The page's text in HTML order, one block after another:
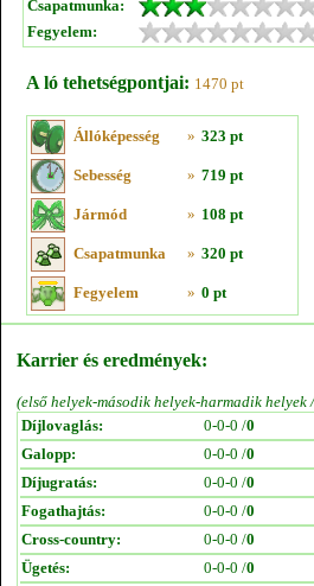
Csapatmunka:
Fegyelem:
A ló tehetségpontjai: 1470 pt
Állóképesség » 323 pt
Sebesség » 719 pt
Jármód » 108 pt
Csapatmunka » 320 pt
Fegyelem » 0 pt
Karrier és eredmények:
(első helyek-második helyek-harmadik helyek
Díjlovaglás:
0-0-0 /0
Galopp:
0-0-0 /0
Díjugratás:
0-0-0 /0
Fogathajtás:
0-0-0 /0
Cross-country:
0-0-0 /0
Ügetés:
0-0-0 /0